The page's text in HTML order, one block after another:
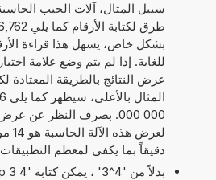
سبيل المثال، آلات الجيب
بشكل خاص، يسهل هذا قراءة
للغاية. إذا لم يتم وضع علامة
عرض النتائج بالطريقة المعتادة
000 000. بصرف النظر عن
دقيقاً بما يكفي لمعظم
بدلاً من '4^3' ، يمكن كتابة '4 exp 3' أو '4 pow 3'.